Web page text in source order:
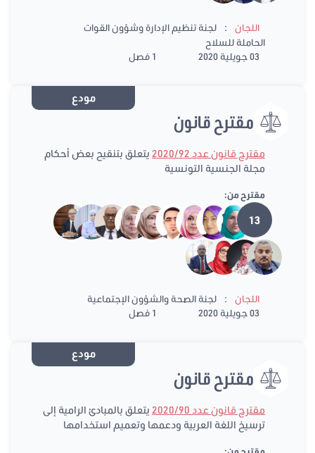
اللجان :
لجنة تنظيم الإدارة وشؤون القوات
الحاملة للسلاح
03 جويلية 2020
1 فصل
مودع
مقترح قانون
مقترح قانون عدد 2020/92
يتعلق بتنقيح بعض أحكام
مجلة الجنسية التونسية
مقترح من:
13
اللجان :
لجنة الصحة والشؤون الإجتماعية
03 جويلية 2020
1 فصل
مودع
مقترح قانون
مقترح قانون عدد 2020/90
يتعلق بالمبادئ الرامية إلى
ترسيخ اللغة العربية ودعمها وتعميم استخدامها